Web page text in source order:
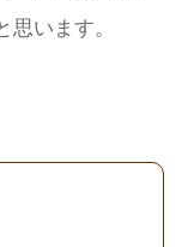
います。